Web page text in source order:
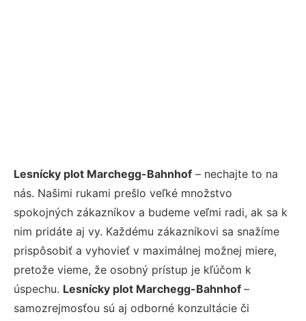
Lesnícky plot Marchegg-Bahnhof – nechajte to na
nás. Našimi rukami prešlo veľké množstvo
spokojných zákazníkov a budeme veľmi radi, ak sa k
nim pridáte aj vy. Každému zákazníkovi sa snažíme
prispôsobiť a vyhovieť v maximálnej možnej miere,
pretože vieme, že osobný prístup je kľúčom k
úspechu. Lesnícky plot Marchegg-Bahnhof –
samozrejmosťou sú aj odborné konzultácie či